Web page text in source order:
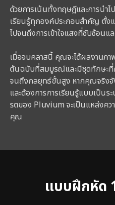
ด้วยการเน้นทั้งทฤษฎีและการนำ
เรียนรู้ทุกองค์ประกอบสำคัญ ตั้ง
ไปจนถึงการเข้าใจแสงที่ซับซ้อนแ
เมื่อจบคลาสนี้ คุณจะได้ผลงานภ
ต้นฉบับที่สมบูรณ์และมีชุดทักษะ
จนถึงกลยุทธ์ขั้นสูง หากคุณจริง
และต้องการการเรียนรู้แบบเป็นร
รตของ Pluvium จะเป็นแหล่งค
คุณ
แบบฝึกหัด